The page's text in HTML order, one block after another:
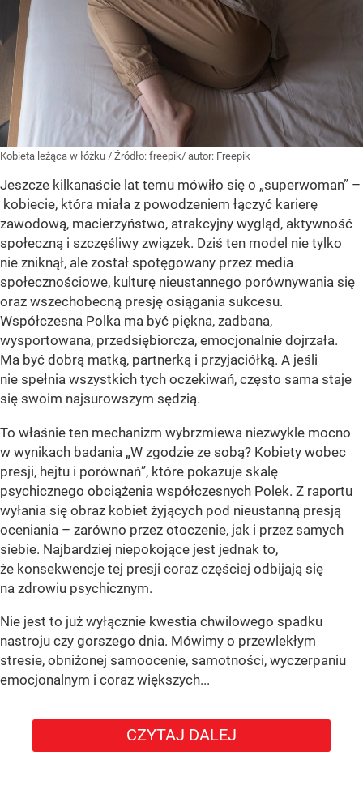
Kobieta leżąca w łóżku / Źródło: freepik/ autor: Freepik
Jeszcze kilkanaście lat temu mówiło się o „superwoman” –
kobiecie, która miała z powodzeniem łączyć karierę
zawodową, macierzyństwo, atrakcyjny wygląd, aktywność
społeczną i szczęśliwy związek. Dziś ten model nie tylko
nie zniknął, ale został spotęgowany przez media
społecznościowe, kulturę nieustannego porównywania się
oraz wszechobecną presję osiągania sukcesu.
Współczesna Polka ma być piękna, zadbana,
wysportowana, przedsiębiorcza, emocjonalnie dojrzała.
Ma być dobrą matką, partnerką i przyjaciółką. A jeśli
nie spełnia wszystkich tych oczekiwań, często sama staje
się swoim najsurowszym sędzią.
To właśnie ten mechanizm wybrzmiewa niezwykle mocno
w wynikach badania „W zgodzie ze sobą? Kobiety wobec
presji, hejtu i porównań”, które pokazuje skalę
psychicznego obciążenia współczesnych Polek. Z raportu
wyłania się obraz kobiet żyjących pod nieustanną presją
oceniania – zarówno przez otoczenie, jak i przez samych
siebie. Najbardziej niepokojące jest jednak to,
że konsekwencje tej presji coraz częściej odbijają się
na zdrowiu psychicznym.
Nie jest to już wyłącznie kwestia chwilowego spadku
nastroju czy gorszego dnia. Mówimy o przewlekłym
stresie, obniżonej samoocenie, samotności, wyczerpaniu
emocjonalnym i coraz większych...
CZYTAJ DALEJ